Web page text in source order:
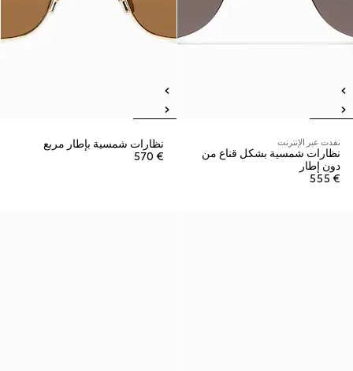
نفدت عبر الإنترنت
نظارات شمسية بشكل قناع من
دون إطار
€ 555
نظارات شمسية بإطار مربع
€ 570